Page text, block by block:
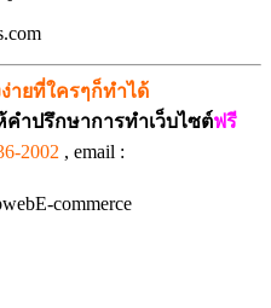
ง่ายที่ใครๆก็ทำได้
คำปรึกษาการทำเว็บไซต์ฟรี
2002 , email :
E-commerce